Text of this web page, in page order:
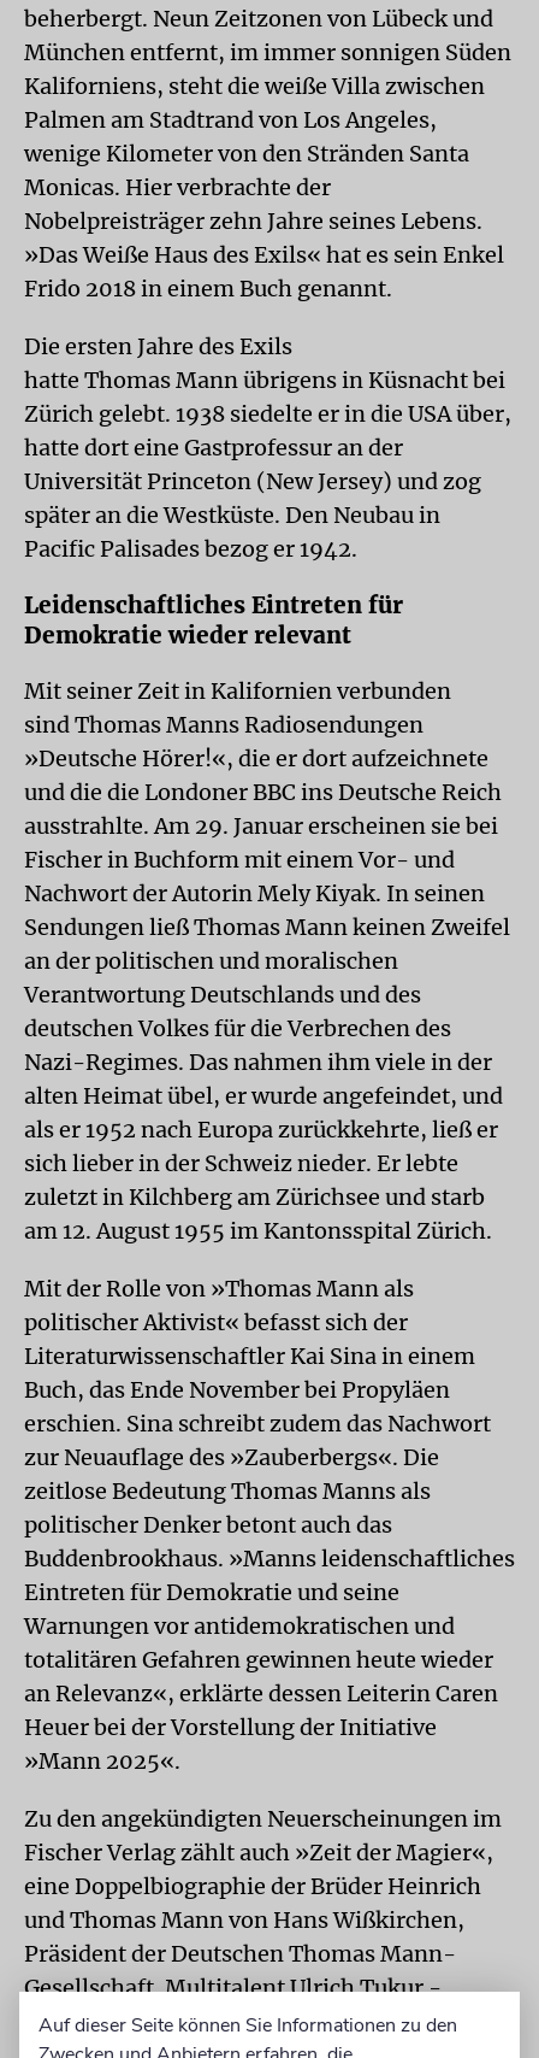
beherbergt. Neun Zeitzonen von Lübeck und
München entfernt, im immer sonnigen Süden
Kaliforniens, steht die weiße Villa zwischen
Palmen am Stadtrand von Los Angeles,
wenige Kilometer von den Stränden Santa
Monicas. Hier verbrachte der
Nobelpreisträger zehn Jahre seines Lebens.
»Das Weiße Haus des Exils« hat es sein Enkel
Frido 2018 in einem Buch genannt.
Die ersten Jahre des Exils
hatte Thomas Mann übrigens in Küsnacht bei
Zürich gelebt. 1938 siedelte er in die USA über,
hatte dort eine Gastprofessur an der
Universität Princeton (New Jersey) und zog
später an die Westküste. Den Neubau in
Pacific Palisades bezog er 1942.
Leidenschaftliches Eintreten für
Demokratie wieder relevant
Mit seiner Zeit in Kalifornien verbunden
sind Thomas Manns Radiosendungen
»Deutsche Hörer!«, die er dort aufzeichnete
und die die Londoner BBC ins Deutsche Reich
ausstrahlte. Am 29. Januar erscheinen sie bei
Fischer in Buchform mit einem Vor- und
Nachwort der Autorin Mely Kiyak. In seinen
Sendungen ließ Thomas Mann keinen Zweifel
an der politischen und moralischen
Verantwortung Deutschlands und des
deutschen Volkes für die Verbrechen des
Nazi-Regimes. Das nahmen ihm viele in der
alten Heimat übel, er wurde angefeindet, und
als er 1952 nach Europa zurückkehrte, ließ er
sich lieber in der Schweiz nieder. Er lebte
zuletzt in Kilchberg am Zürichsee und starb
am 12. August 1955 im Kantonsspital Zürich.
Mit der Rolle von »Thomas Mann als
politischer Aktivist« befasst sich der
Literaturwissenschaftler Kai Sina in einem
Buch, das Ende November bei Propyläen
erschien. Sina schreibt zudem das Nachwort
zur Neuauflage des »Zauberbergs«. Die
zeitlose Bedeutung Thomas Manns als
politischer Denker betont auch das
Buddenbrookhaus. »Manns leidenschaftliches
Eintreten für Demokratie und seine
Warnungen vor antidemokratischen und
totalitären Gefahren gewinnen heute wieder
an Relevanz«, erklärte dessen Leiterin Caren
Heuer bei der Vorstellung der Initiative
»Mann 2025«.
Zu den angekündigten Neuerscheinungen im
Fischer Verlag zählt auch »Zeit der Magier«,
eine Doppelbiographie der Brüder Heinrich
und Thomas Mann von Hans Wißkirchen,
Präsident der Deutschen Thomas Mann-
Gesellschaft. Multitalent Ulrich Tukur -
Schauspieler, Musiker und Schriftsteller -
Auf dieser Seite können Sie Informationen zu den